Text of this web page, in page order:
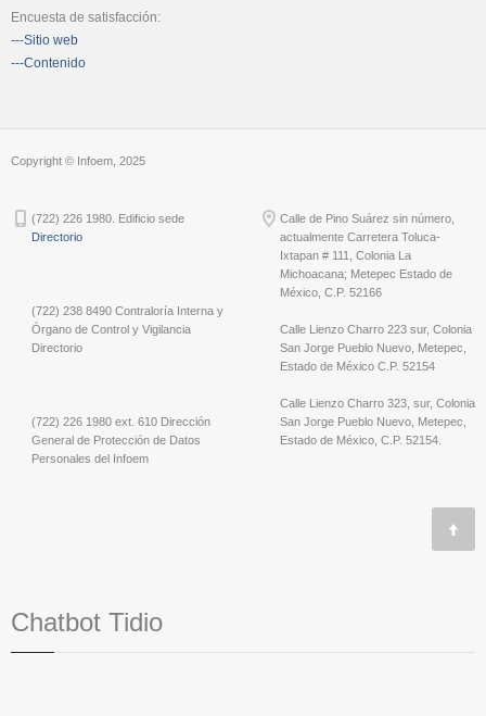
Encuesta de satisfacción:
---Sitio web
---Contenido
Copyright © Infoem, 2025
(722) 226 1980. Edificio sede
Directorio
(722) 238 8490 Contraloría Interna y
Órgano de Control y Vigilancia
Directorio
(722) 226 1980 ext. 610 Dirección
General de Protección de Datos
Personales del Infoem
Calle de Pino Suárez sin número,
actualmente Carretera Toluca-
Ixtapan # 111, Colonia La
Michoacana; Metepec Estado de
México, C.P. 52166
Calle Lienzo Charro 223 sur, Colonia
San Jorge Pueblo Nuevo, Metepec,
Estado de México C.P. 52154
Calle Lienzo Charro 323, sur, Colonia
San Jorge Pueblo Nuevo, Metepec,
Estado de México, C.P. 52154.
Chatbot Tidio